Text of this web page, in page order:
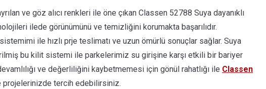
ve göz alıcı renkleri ile öne çıkan Classen 52788 Suya dayanıklı
ilede görünümünü ve temizliğini korumakta başarılıdır.
ile hızlı prje teslimatı ve uzun ömürlü sonuçlar sağlar. Suya
bu kilit sistemi ile parkelerimiz su girişine karşı etkili bir bariyer
ve değerliliğini kaybetmemesi için gönül rahatlığı ile Classen
projelerinizde tercih edebilirsiniz.